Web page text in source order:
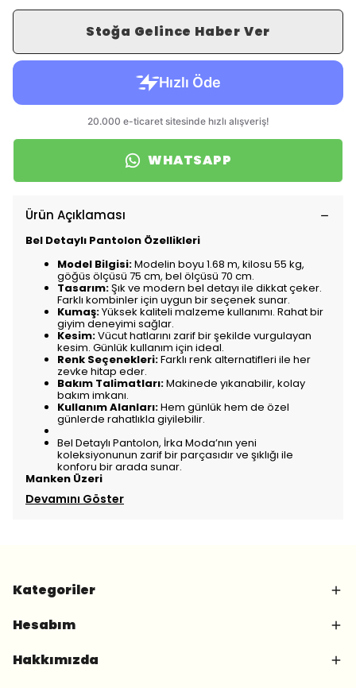
Stoğa Gelince Haber Ver
WHATSAPP
Ürün Açıklaması
Bel Detaylı Pantolon Özellikleri
Model Bilgisi:Modelin boyu 1.68 m, kilosu 55 kg,
göğüs ölçüsü 75 cm, bel ölçüsü 70 cm.
Tasarım:Şık ve modern bel detayı ile dikkat çeker.
Farklı kombinler için uygun bir seçenek sunar.
Kumaş:Yüksek kaliteli malzeme kullanımı. Rahat bir
giyim deneyimi sağlar.
Kesim:Vücut hatlarını zarif bir şekilde vurgulayan
kesim. Günlük kullanım için ideal.
Renk Seçenekleri:Farklı renk alternatifleri ile her
zevke hitap eder.
Bakım Talimatları:Makinede yıkanabilir, kolay
bakım imkanı.
Kullanım Alanları:Hem günlük hem de özel
günlerde rahatlıkla giyilebilir.
Bel Detaylı Pantolon, İrka Moda’nın yeni
koleksiyonunun zarif bir parçasıdır ve şıklığı ile
konforu bir arada sunar.
Manken Üzeri
Devamını Göster
Kategoriler
Hesabım
Hakkımızda